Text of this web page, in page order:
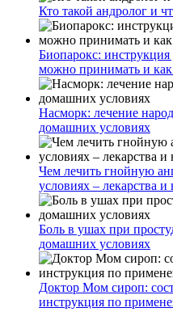
Кто такой андролог и
Биопарокс: инструкция
можно принимать и
Насморк: лечение
домашних условиях
Чем лечить гнойную
условиях – лекарства и
Боль в ушах при
домашних условиях
Доктор Мом сироп:
инструкция по